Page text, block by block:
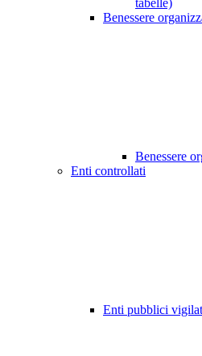
tabelle)
Benessere
Benessere
Enti controllati
Enti pubblici